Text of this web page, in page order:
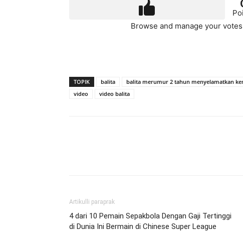
Browse and manage your
TOPIK balita balita merumur 2 tahun menyelamatkan
video
video balita
Artikulli paraprak
4 dari 10 Pemain Sepakbola Dengan Gaji Tertinggi
di Dunia Ini Bermain di Chinese Super League